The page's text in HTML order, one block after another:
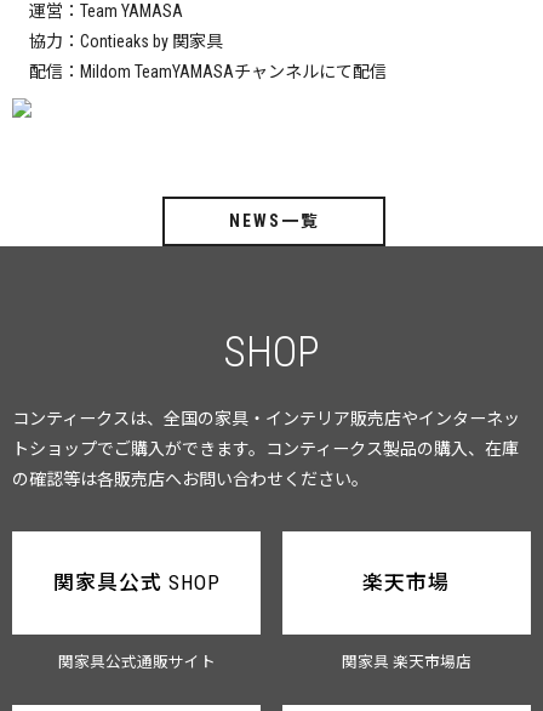
運営：Team YAMASA
協力：Contieaks by 関家具
配信： Mildom TeamYAMASAチャンネルにて配信
NEWS一覧
SHOP
コンティークスは、全国の家具・インテリア販売店やインターネッ
トショップでご購入ができます。
コンティークス製品の購入、在庫
の確認等は各販売店へお問い合わせください。
関家具公式 SHOP
関家具公式通販サイト
楽天市場
関家具 楽天市場店